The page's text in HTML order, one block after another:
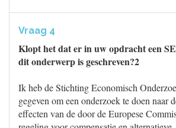
Vraag 4
Klopt het dat er in uw opdracht een
dit onderwerp is geschreven?2
Ik heb de Stichting Economisch
gegeven om een onderzoek te doen naar
effecten van de door de Europese